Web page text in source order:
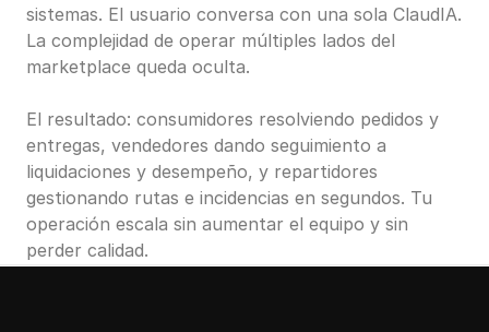
sistemas. El usuario conversa con una sola ClaudIA.
La complejidad de operar múltiples lados del
marketplace queda oculta.
El resultado: consumidores resolviendo pedidos y
entregas, vendedores dando seguimiento a
liquidaciones y desempeño, y repartidores
gestionando rutas e incidencias en segundos. Tu
operación escala sin aumentar el equipo y sin
perder calidad.